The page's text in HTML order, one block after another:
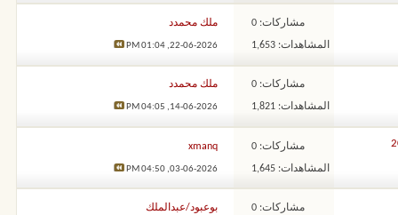
مشاركات: 0
المشاهدات: 1,653
ملك محمدد
22-06-2026,
01:04 PM
مشاركات: 0
المشاهدات: 1,821
ملك محمدد
14-06-2026,
04:05 PM
مشاركات: 0
المشاهدات: 1,645
xmanq
03-06-2026,
04:50 PM
مشاركات: 0 بوعبود/عبدالملك